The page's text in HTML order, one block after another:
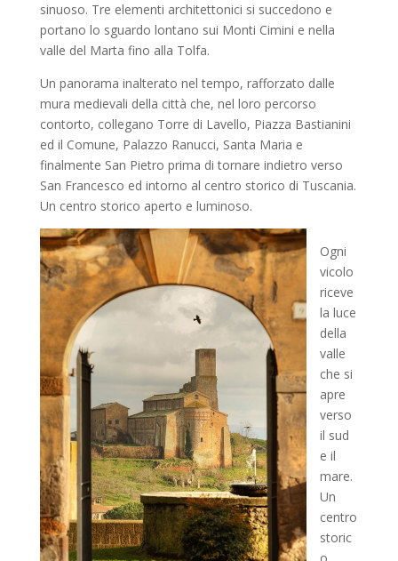
sinuoso. Tre elementi architettonici si succedono e
portano lo sguardo lontano sui Monti Cimini e nella
valle del Marta fino alla Tolfa.
Un panorama inalterato nel tempo, rafforzato dalle
mura medievali della città che, nel loro percorso
contorto, collegano Torre di Lavello, Piazza Bastianini
ed il Comune, Palazzo Ranucci, Santa Maria e
finalmente San Pietro prima di tornare indietro verso
San Francesco ed intorno al centro storico di Tuscania.
Un centro storico aperto e luminoso.
Ogni
vicolo
riceve
la luce
della
valle
che si
apre
verso
il sud
e il
mare.
Un
centro
storic